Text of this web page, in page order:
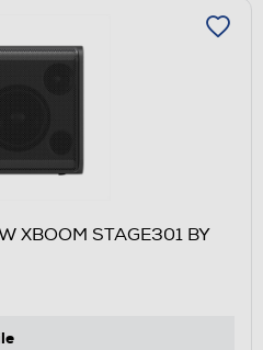
XBOOM STAGE301 BY